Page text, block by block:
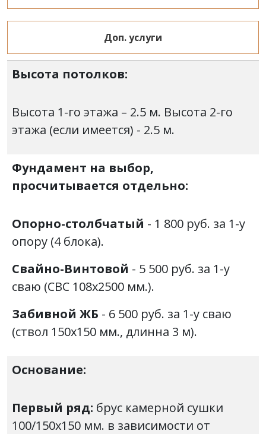
Доп. услуги
Высота потолков:
Высота 1-го этажа – 2.5 м. Высота 2-го
этажа (если имеется) - 2.5 м.
Фундамент на выбор,
просчитывается отдельно:
Опорно-столбчатый - 1 800 руб. за 1-у
опору (4 блока).
Свайно-Винтовой - 5 500 руб. за 1-у
сваю (СВС 108х2500 мм.).
Забивной ЖБ - 6 500 руб. за 1-у сваю
(ствол 150х150 мм., длинна 3 м).
Основание:
Первый ряд: брус камерной сушки
100/150х150 мм. в зависимости от